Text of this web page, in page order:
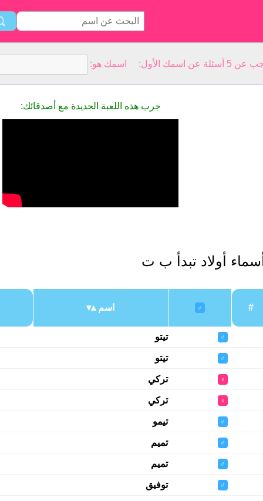
الأول: اسمك هو:
جرب هذه اللعبة الجديدة مع أصدقائك:
أسماء أولاد تبدأ ب ت
#
♂ اسم
♂ تيتو
♂ تيتو
♀ تركي
♀ تركي
♂ تيمو
♂ تميم
♂ تميم
♂ توفيق